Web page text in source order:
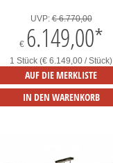
UVP:€ 6.770,00
€ 6.149,00*
1 Stück (€ 6.149,00 / Stück)
AUF DIE MERKLISTE
IN DEN WARENKORB